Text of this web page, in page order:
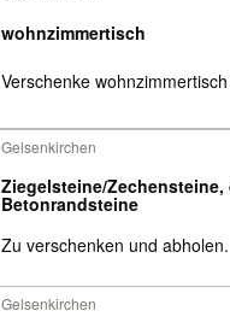
wohnzimmertisch
Verschenke
Gelsenkirchen
Ziegelsteine/Zechensteine,
Betonrandsteine
Zu verschenken und abholen.
Gelsenkirchen